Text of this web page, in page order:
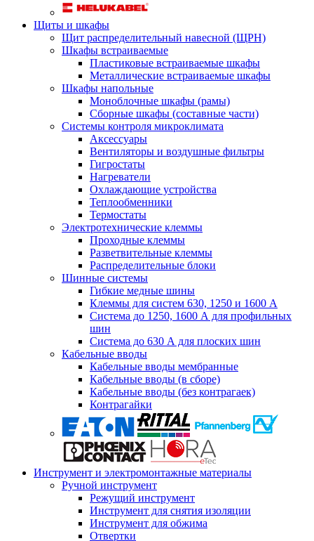
Щиты и шкафы
Щит распределительный навесной (ЩРН)
Шкафы встраиваемые
Пластиковые встраиваемые шкафы
Металлические встраиваемые шкафы
Шкафы напольные
Моноблочные шкафы (рамы)
Сборные шкафы (составные части)
Системы контроля микроклимата
Аксессуары
Вентиляторы и воздушные фильтры
Гигростаты
Нагреватели
Охлаждающие устройства
Теплообменники
Термостаты
Электротехнические клеммы
Проходные клеммы
Разветвительные клеммы
Распределительные блоки
Шинные системы
Гибкие медные шины
Клеммы для систем 630, 1250 и 1600 А
Система до 1250, 1600 А для профильных
шин
Система до 630 А для плоских шин
Кабельные вводы
Кабельные вводы мембранные
Кабельные вводы (в сборе)
Кабельные вводы (без контрагаек)
Контрагайки
Инструмент и электромонтажные материалы
Ручной инструмент
Режущий инструмент
Инструмент для снятия изоляции
Инструмент для обжима
Отвертки